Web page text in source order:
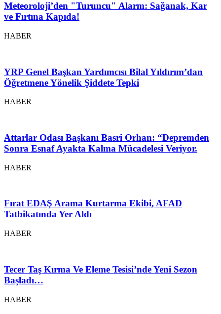
Meteoroloji’den "Turuncu" Alarm: Sağanak, Kar
ve Fırtına Kapıda!
HABER
YRP Genel Başkan Yardımcısı Bilal Yıldırım’dan
Öğretmene Yönelik Şiddete Tepki
HABER
Attarlar Odası Başkanı Basri Orhan: “Depremden
Sonra Esnaf Ayakta Kalma Mücadelesi Veriyor.
HABER
Fırat EDAŞ Arama Kurtarma Ekibi, AFAD
Tatbikatında Yer Aldı
HABER
Tecer Taş Kırma Ve Eleme Tesisi’nde Yeni Sezon
Başladı…
HABER